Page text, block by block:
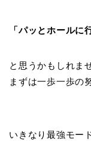
「パッとホールに
と思うかもしれま
まずは一歩一歩の
いきなり最強モー